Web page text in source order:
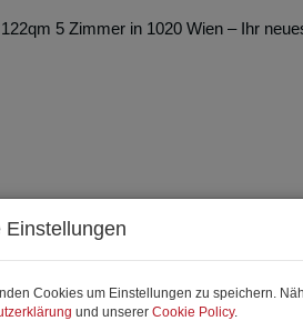
Einstellungen
Cookies um Einstellungen zu speichern.
und unserer Cookie Policy.